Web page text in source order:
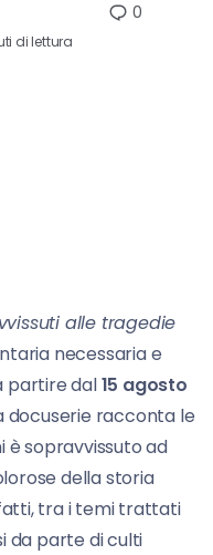
di lettura
0
alle tragedie
necessaria e
partire dal15 agosto
docuserie racconta le
è sopravvissuto ad
della storia
tra i temi trattati
da parte di culti